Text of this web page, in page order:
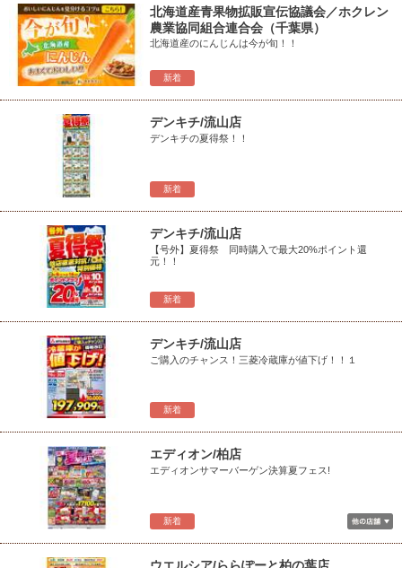
新着
北海道産青果物拡販宣伝協議会／ホクレン
農業協同組合連合会（千葉県）
北海道産のにんじんは今が旬！！
新着
デンキチ/流山店
デンキチの夏得祭！！
新着
デンキチ/流山店
【号外】夏得祭 同時購入で最大20%ポイント還
元！！
新着
デンキチ/流山店
ご購入のチャンス！三菱冷蔵庫が値下げ！！１
新着
エディオン/柏店
エディオンサマーバーゲン決算夏フェス!